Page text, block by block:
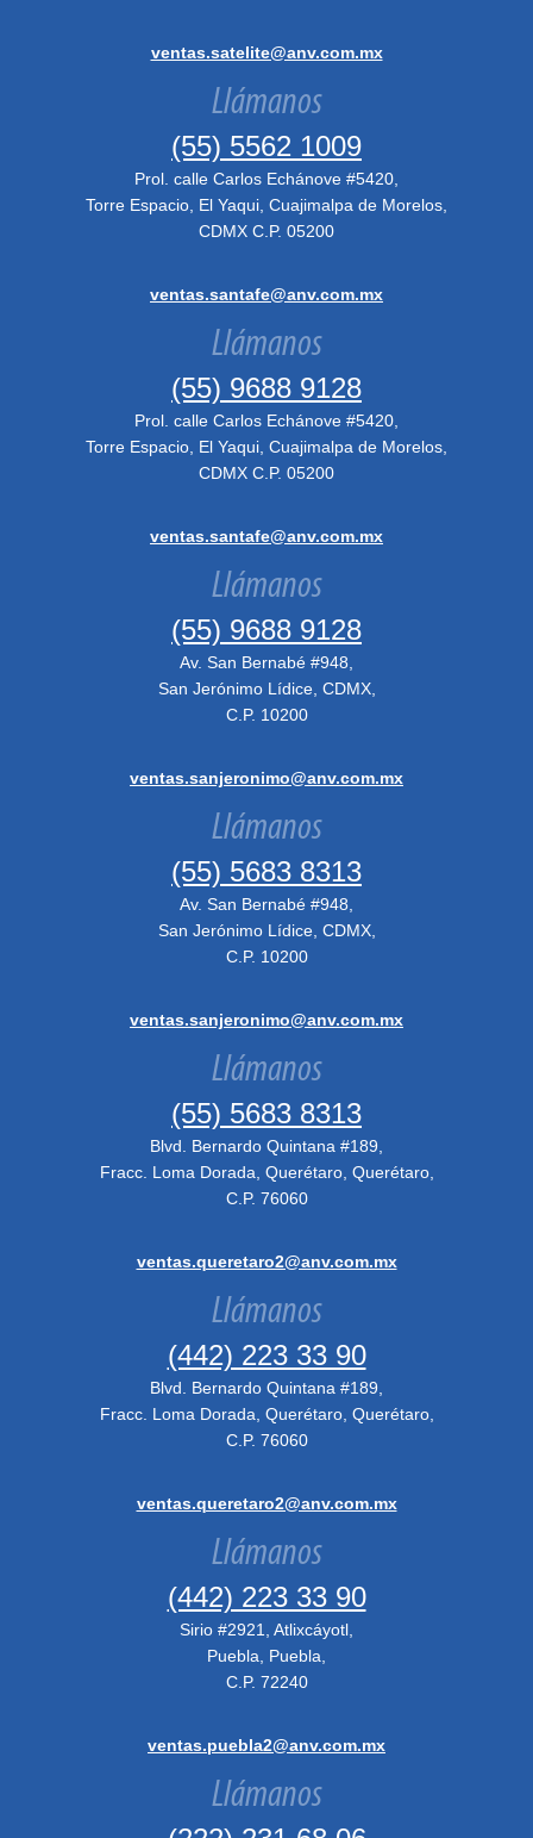
ventas.satelite@anv.com.mx
Llámanos
(55) 5562 1009
Prol. calle Carlos Echánove #5420,
Torre Espacio, El Yaqui, Cuajimalpa de Morelos,
CDMX C.P. 05200
ventas.santafe@anv.com.mx
Llámanos
(55) 9688 9128
Prol. calle Carlos Echánove #5420,
Torre Espacio, El Yaqui, Cuajimalpa de Morelos,
CDMX C.P. 05200
ventas.santafe@anv.com.mx
Llámanos
(55) 9688 9128
Av. San Bernabé #948,
San Jerónimo Lídice, CDMX,
C.P. 10200
ventas.sanjeronimo@anv.com.mx
Llámanos
(55) 5683 8313
Av. San Bernabé #948,
San Jerónimo Lídice, CDMX,
C.P. 10200
ventas.sanjeronimo@anv.com.mx
Llámanos
(55) 5683 8313
Blvd. Bernardo Quintana #189,
Fracc. Loma Dorada, Querétaro, Querétaro,
C.P. 76060
ventas.queretaro2@anv.com.mx
Llámanos
(442) 223 33 90
Blvd. Bernardo Quintana #189,
Fracc. Loma Dorada, Querétaro, Querétaro,
C.P. 76060
ventas.queretaro2@anv.com.mx
Llámanos
(442) 223 33 90
Sirio #2921, Atlixcáyotl,
Puebla, Puebla,
C.P. 72240
ventas.puebla2@anv.com.mx
Llámanos